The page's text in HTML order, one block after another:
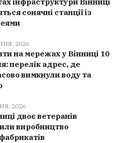
сонячні станції із
2026
на мережах у Вінниці 10
перелік адрес, де
вимкнули воду та
2026
двоє ветеранів
виробництво